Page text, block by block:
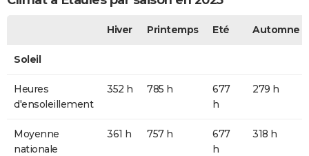
Hiver Printemps Eté Automne
Soleil
Heures
d'ensoleillement
352 h 785 h
677
h
279 h
Moyenne
nationale
361 h 757 h
677
h
318 h